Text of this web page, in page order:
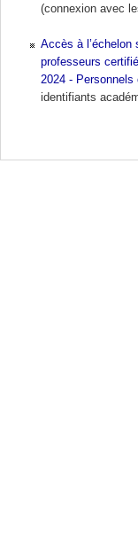
(connexion avec
Accès à
professeurs
2024 - Personnels
identifiants